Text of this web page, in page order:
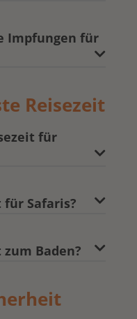
Impfungen für
Reisezeit
für
Safaris?
Baden?